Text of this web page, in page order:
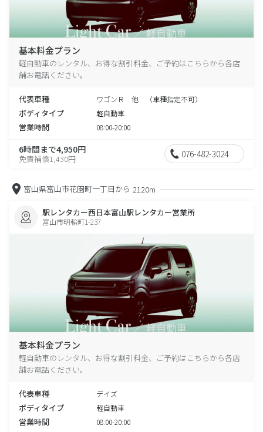
基本料金プラン
軽自動車のレンタル、お得な割引料金、ご予約はこちらから各店
舗お電話ください。
代表車種 ワゴンＲ 他 （車種指定不可）
ボディタイプ 軽自動車
営業時間 08:00-20:00
6時間まで4,950円
免責補償1,430円 076-482-3024
富山県富山市花園町一丁目から 2120m
駅レンタカー西日本富山駅レンタカー営業所
富山市明輪町1-237
基本料金プラン
軽自動車のレンタル、お得な割引料金、ご予約はこちらから各店
舗お電話ください。
代表車種 デイズ
ボディタイプ 軽自動車
営業時間 08:00-20:00